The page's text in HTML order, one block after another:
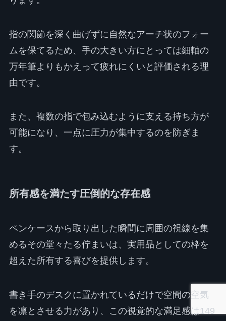
指の関節を深く曲げずに自然なアーチ状のフォー
ムを保てるため、手の大きい方にとっては細軸の
万年筆よりもかえって疲れにくいと評価される理
由です。
また、複数の指で包み込むように支える持ち方が
可能になり、一点に圧力が集中するのを防ぎま
す。
所有感を満たす圧倒的な存在感
ペンケースから取り出した瞬間に周囲の視線を集
めるその堂々たる佇まいは、実用品としての枠を
超えた所有する喜びを提供します。
書き手のデスクに置かれているだけで空間の空気
を凛とさせる力があり、この視覚的な満足感は149